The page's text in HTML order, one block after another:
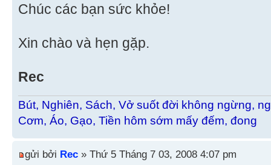
Chúc các bạn sức khỏe!
Xin chào và hẹn gặp.
Rec
Bút, Nghiên, Sách, Vở suốt đời không ngừng,
Cơm, Áo, Gạo, Tiền hôm sớm mấy đếm, đong
gửi bởi Rec » Thứ 5 Tháng 7 03, 2008 4:07 pm